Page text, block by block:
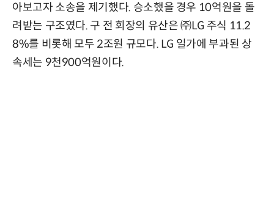
아보고자 소송을 제기했다. 승소했을 경우 10억원을 돌
려받는 구조였다. 구 전 회장의 유산은 ㈜LG 주식 11.2
8%를 비롯해 모두 2조원 규모다. LG 일가에 부과된 상
속세는 9천900억원이다.